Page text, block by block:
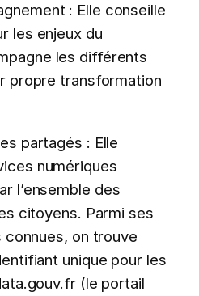
: Elle conseille
les enjeux du
les différents
propre transformation
partagés : Elle
numériques
l’ensemble des
citoyens. Parmi ses
connues, on trouve
unique pour les
(le portail